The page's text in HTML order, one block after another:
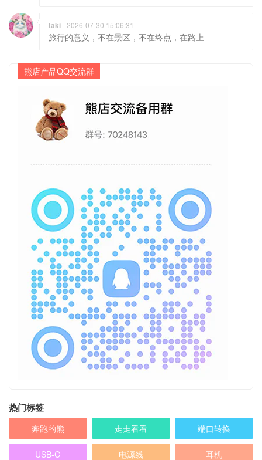
taki 2026-07-30 15:06:31
旅行的意义，不在景区，不在终点，在路上
熊店产品QQ交流群
热门标签
奔跑的熊 走走看看 端口转换
USB-C 电源线 耳机